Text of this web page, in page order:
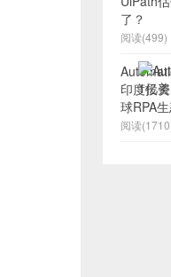
了？
阅读(499)
印度投
球RPA
阅读